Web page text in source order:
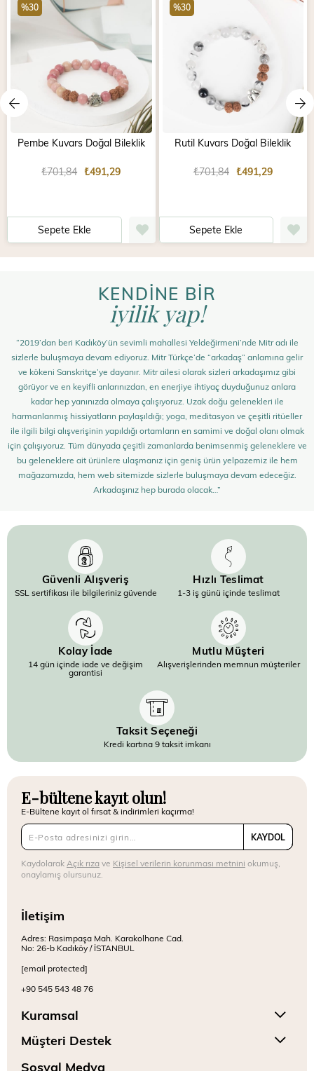
Pembe Kuvars Doğal Bileklik
₺491,29
₺701,84
Sepete Ekle
%30
Rutil Kuvars Doğal Bileklik
₺491,29
₺701,84
Sepete Ekle
%30
KENDİNE BİR
iyilik yap!
“2019’dan beri Kadıköy’ün sevimli mahallesi Yeldeğirmeni’nde Mitr adı ile
sizlerle buluşmaya devam ediyoruz. Mitr Türkçe’de “arkadaş” anlamına gelir
ve kökeni Sanskritçe’ye dayanır. Mitr ailesi olarak sizleri arkadaşımız gibi
görüyor ve en keyifli anlarınızdan, en enerjiye ihtiyaç duyduğunuz anlara
kadar hep yanınızda olmaya çalışıyoruz. Uzak doğu gelenekleri ile
harmanlanmış hissiyatların paylaşıldığı; yoga, meditasyon ve çeşitli ritüeller
ile ilgili bilgi alışverişinin yapıldığı ortamların en samimi ve doğal olanı olmak
için çalışıyoruz. Tüm dünyada çeşitli zamanlarda benimsenmiş geleneklere ve
bu geleneklere ait ürünlere ulaşmanız için geniş ürün yelpazemiz ile hem
mağazamızda, hem web sitemizde sizlerle buluşmaya devam edeceğiz.
Arkadaşınız hep burada olacak…”
Güvenli Alışveriş
SSL sertifikası ile bilgileriniz güvende
Hızlı Teslimat
1-3 iş günü içinde teslimat
Kolay İade
14 gün içinde iade ve değişim
garantisi
Mutlu Müşteri
Alışverişlerinden memnun müşteriler
Taksit Seçeneği
Kredi kartına 9 taksit imkanı
E-bültene kayıt olun!
E-Bültene kayıt ol fırsat & indirimleri kaçırma!
KAYDOL
Kaydolarak Açık rızave Kişisel verilerin korunması metnini okumuş,
onaylamış olursunuz.
İletişim
Adres: Rasimpaşa Mah. Karakolhane Cad.
No: 26-b Kadıköy / İSTANBUL
[email protected]
+90 545 543 48 76
Kuramsal
Müşteri Destek
Sosyal Medya